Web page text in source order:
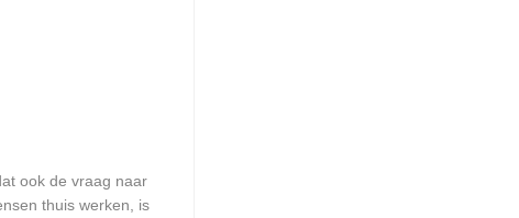
ook de vraag naar
thuis werken, is